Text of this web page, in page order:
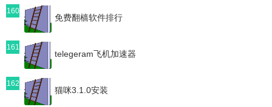
160
免费翻樯软件排行
161
telegeram飞机加速器
162
猫咪3.1.0安装